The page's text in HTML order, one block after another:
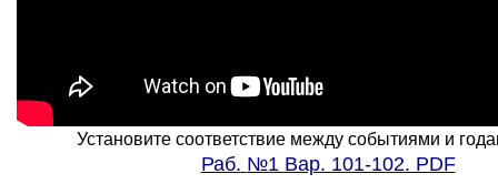
Установите соответствие между событиями и
Раб. №1 Вар. 101-102. PDF